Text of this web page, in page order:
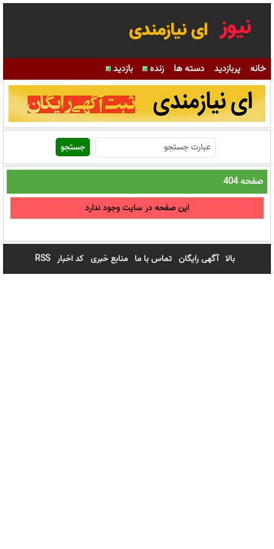
خانه پربازدید دسته ها زنده بازدید
صفحه 404
این صفحه در سایت وجود ندارد
بالا آگهی رایگان تماس با ما منابع خبری کد اخبار RSS